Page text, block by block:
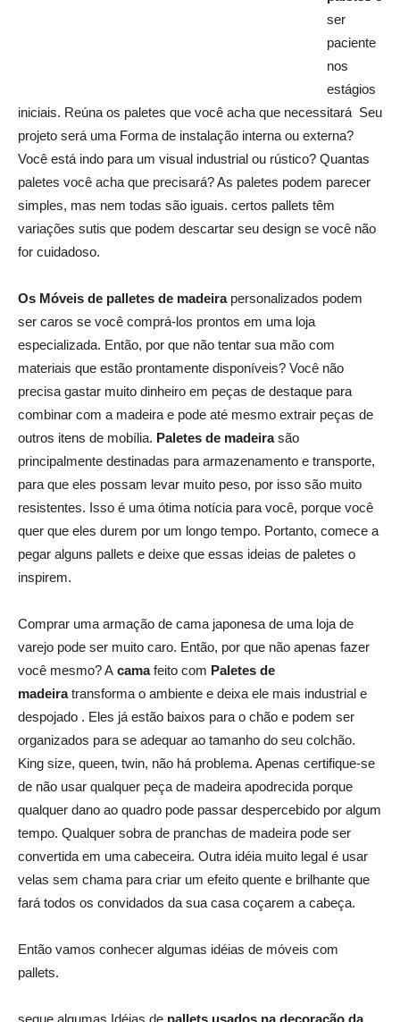
ser
paciente
nos
estágios
iniciais. Reúna os paletes que você acha que necessitará Seu
projeto será uma Forma de instalação interna ou externa?
Você está indo para um visual industrial ou rústico? Quantas
paletes você acha que precisará? As paletes podem parecer
simples, mas nem todas são iguais. certos pallets têm
variações sutis que podem descartar seu design se você não
for cuidadoso.
Os Móveis de palletes de madeirapersonalizados podem
ser caros se você comprá-los prontos em uma loja
especializada. Então, por que não tentar sua mão com
materiais que estão prontamente disponíveis? Você não
precisa gastar muito dinheiro em peças de destaque para
combinar com a madeira e pode até mesmo extrair peças de
outros itens de mobília. Paletes de madeirasão
principalmente destinadas para armazenamento e transporte,
para que eles possam levar muito peso, por isso são muito
resistentes. Isso é uma ótima notícia para você, porque você
quer que eles durem por um longo tempo. Portanto, comece a
pegar alguns pallets e deixe que essas ideias de paletes o
inspirem.
Comprar uma armação de cama japonesa de uma loja de
varejo pode ser muito caro. Então, por que não apenas fazer
você mesmo? A camafeito com Paletes de
madeiratransforma o ambiente e deixa ele mais industrial e
despojado . Eles já estão baixos para o chão e podem ser
organizados para se adequar ao tamanho do seu colchão.
King size, queen, twin, não há problema. Apenas certifique-se
de não usar qualquer peça de madeira apodrecida porque
qualquer dano ao quadro pode passar despercebido por algum
tempo. Qualquer sobra de pranchas de madeira pode ser
convertida em uma cabeceira. Outra idéia muito legal é usar
velas sem chama para criar um efeito quente e brilhante que
fará todos os convidados da sua casa coçarem a cabeça.
Então vamos conhecer algumas idéias de móveis com
pallets.
segue algumas Idéias de pallets usados na decoração da